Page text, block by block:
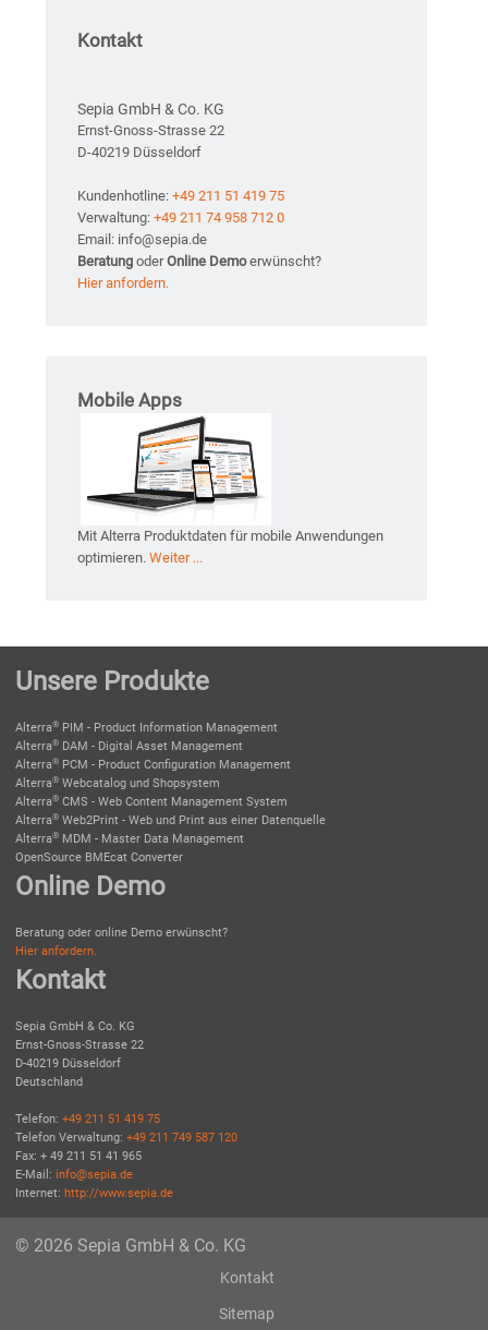
Kontakt
Sepia GmbH & Co. KG
Ernst-Gnoss-Strasse 22
D-40219 Düsseldorf
Kundenhotline: +49 211 51 419 75
Verwaltung: +49 211 74 958 712 0
Email: info@sepia.de
Beratung oderOnline Demoerwünscht?
Hier anfordern.
Mobile Apps
Mit Alterra Produktdaten für mobile Anwendungen
optimieren. Weiter ...
Unsere Produkte
Alterra® PIM - Product Information Management
Alterra® DAM - Digital Asset Management
Alterra® PCM - Product Configuration Management
Alterra® Webcatalog und Shopsystem
Alterra® CMS - Web Content Management System
Alterra® Web2Print - Web und Print aus einer Datenquelle
Alterra® MDM - Master Data Management
OpenSource BMEcat Converter
Online Demo
Beratung oder online Demo erwünscht?
Hier anfordern.
Kontakt
Sepia GmbH & Co. KG
Ernst-Gnoss-Strasse 22
D-40219 Düsseldorf
Deutschland
Telefon: +49 211 51 419 75
Telefon Verwaltung: +49 211 749 587 120
Fax: + 49 211 51 41 965
E-Mail: info@sepia.de
Internet: http://www.sepia.de
© 2026 Sepia GmbH & Co. KG
Kontakt
Sitemap